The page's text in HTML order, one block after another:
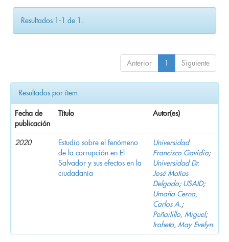
Resultados 1-1 de 1.
Anterior 1 Siguiente
Resultados por ítem:
Fecha de
publicación
Título Autor(es)
2020
Estudio sobre el fenómeno
de la corrupción en El
Salvador y sus efectos en la
ciudadanía
Universidad
Francisco Gavidia;
Universidad Dr.
José Matías
Delgado; USAID;
Umaña Cerna,
Carlos A.;
Peñailillo, Miguel;
Iraheta, May Evelyn